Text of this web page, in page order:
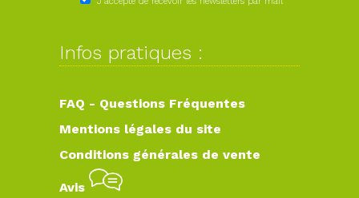
Infos pratiques :
FAQ - Questions Fréquentes
Mentions légales du site
Conditions générales de vente
Avis